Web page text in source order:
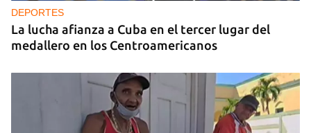
DEPORTES
La lucha afianza a Cuba en el tercer lugar del
medallero en los Centroamericanos